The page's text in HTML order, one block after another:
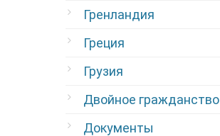
Гренландия
Греция
Грузия
Двойное гражданство
Документы